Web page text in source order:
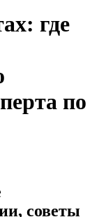
где
по
советы